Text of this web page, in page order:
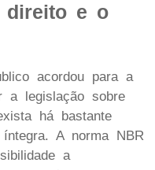
direito e o
acordou para a
a legislação sobre
há bastante
A norma NBR
a